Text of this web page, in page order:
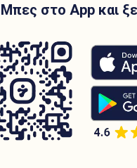
Μπες στο App και